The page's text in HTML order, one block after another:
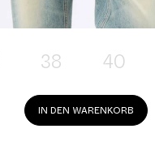
38 40